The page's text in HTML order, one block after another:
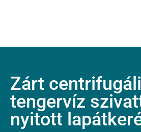
Zárt
tengervíz
nyitott